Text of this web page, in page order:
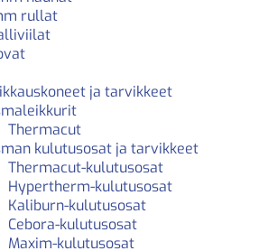
rullat
ja tarvikkeet
Thermacut
kulutusosat ja tarvikkeet
Thermacut-kulutusosat
Hypertherm-kulutusosat
Kaliburn-kulutusosat
Cebora-kulutusosat
Maxim-kulutusosat